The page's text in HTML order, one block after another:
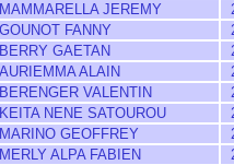
MAMMARELLA JEREMY
GOUNOT FANNY
BERRY GAETAN
AURIEMMA ALAIN
BERENGER VALENTIN
KEITA NENE SATOUROU
MARINO GEOFFREY
MERLY ALPA FABIEN